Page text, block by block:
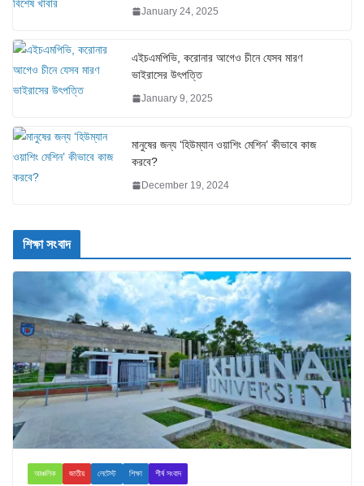
January 24, 2025
এইচএমপিভি, করোনার আগেও চীনে যেসব মারণ
ভাইরাসের উৎপত্তি
January 9, 2025
মানুষের জন্য ‘হিউম্যান ওয়াশিং মেশিন’ কীভাবে কাজ
করবে?
December 19, 2024
শিক্ষা সংবাদ
আঞ্চলিক জাতীয় লেটেস্ট শিক্ষা শীর্ষ সংবাদ